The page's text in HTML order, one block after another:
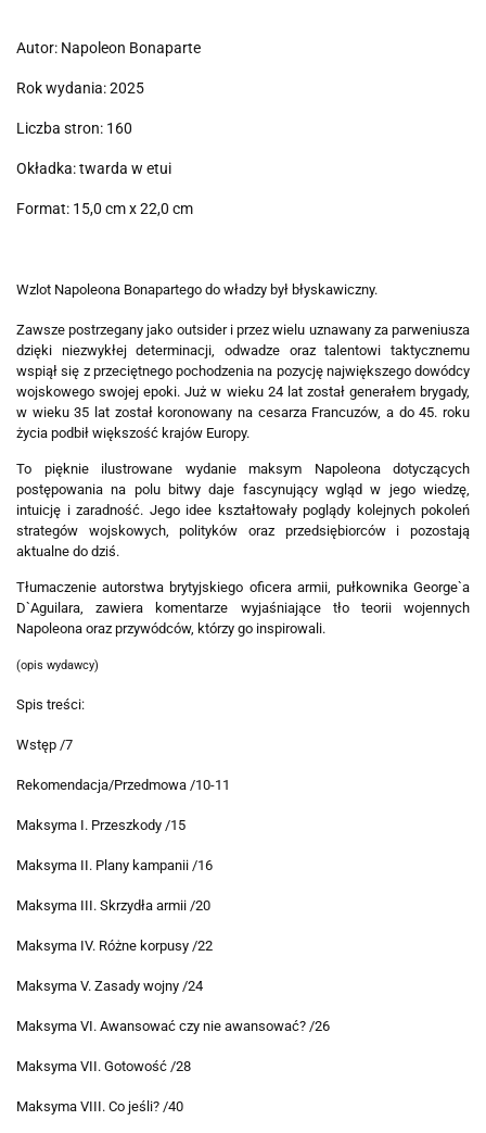
Autor: Napoleon Bonaparte
Rok wydania: 2025
Liczba stron: 160
Okładka: twarda w etui
Format: 15,0 cm x 22,0 cm
Wzlot Napoleona Bonapartego do władzy był błyskawiczny.
Zawsze postrzegany jako outsider i przez wielu uznawany za parweniusza
dzięki niezwykłej determinacji, odwadze oraz talentowi taktycznemu
wspiął się z przeciętnego pochodzenia na pozycję największego dowódcy
wojskowego swojej epoki. Już w wieku 24 lat został generałem brygady,
w wieku 35 lat został koronowany na cesarza Francuzów, a do 45. roku
życia podbił większość krajów Europy.
To pięknie ilustrowane wydanie maksym Napoleona dotyczących
postępowania na polu bitwy daje fascynujący wgląd w jego wiedzę,
intuicję i zaradność. Jego idee kształtowały poglądy kolejnych pokoleń
strategów wojskowych, polityków oraz przedsiębiorców i pozostają
aktualne do dziś.
Tłumaczenie autorstwa brytyjskiego oficera armii, pułkownika George`a
D`Aguilara, zawiera komentarze wyjaśniające tło teorii wojennych
Napoleona oraz przywódców, którzy go inspirowali.
(opis wydawcy)
Spis treści:
Wstęp /7
Rekomendacja/Przedmowa /10-11
Maksyma I. Przeszkody /15
Maksyma II. Plany kampanii /16
Maksyma III. Skrzydła armii /20
Maksyma IV. Różne korpusy /22
Maksyma V. Zasady wojny /24
Maksyma VI. Awansować czy nie awansować? /26
Maksyma VII. Gotowość /28
Maksyma VIII. Co jeśli? /40